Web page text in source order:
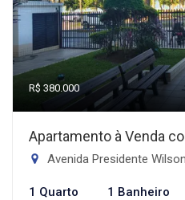
R$ 380.000
Apartamento à Venda
Avenida Presidente
1 Quarto 1 Banheiro